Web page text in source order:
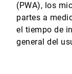
(PWA), los
partes a
el tiempo de
general del